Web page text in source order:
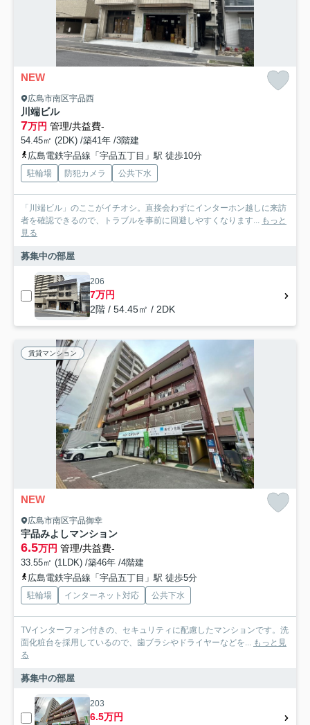
NEW
広島市南区宇品西
川端ビル
7万円 管理/共益費-
54.45㎡ (2DK) /築41年 /3階建
広島電鉄宇品線「宇品五丁目」駅 徒歩10分
駐輪場 防犯カメラ 公共下水
「川端ビル」のここがイチオシ。直接会わずにインターホン越しに来訪
者を確認できるので、トラブルを事前に回避しやすくなります... もっと
見る
募集中の部屋
206
7万円
2階 / 54.45㎡ / 2DK
賃貸マンション
NEW
広島市南区宇品御幸
宇品みよしマンション
6.5万円 管理/共益費-
33.55㎡ (1LDK) /築46年 /4階建
広島電鉄宇品線「宇品五丁目」駅 徒歩5分
駐輪場 インターネット対応 公共下水
TVインターフォン付きの、セキュリティに配慮したマンションです。洗
面化粧台を採用しているので、歯ブラシやドライヤーなどを... もっと見
る
募集中の部屋
203
6.5万円